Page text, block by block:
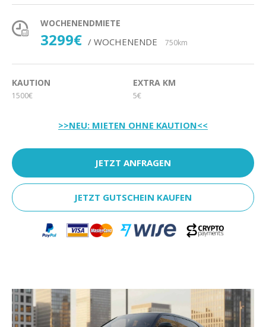
WOCHENENDMIETE
3299€ / WOCHENENDE 750km
KAUTION
1500€
EXTRA KM
5€
>>NEU: MIETEN OHNE KAUTION<<
JETZT ANFRAGEN
JETZT GUTSCHEIN KAUFEN